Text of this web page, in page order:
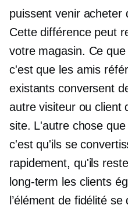
puissent venir acheter
Cette différence peut
votre magasin. Ce
c'est que les amis
existants conversent
autre visiteur ou client
site. L'autre chose
c'est qu'ils se
rapidement, qu'ils
long-term les clients
l’élément de fidélité